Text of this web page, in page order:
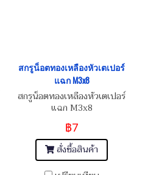
สกรูน็อตทองเหลืองหัวเตเปอร์
แฉก M3x8
สกรูน็อตทองเหลืองหัวเตเปอร์
แฉก M3x8
฿7
สั่งซื้อสินค้า